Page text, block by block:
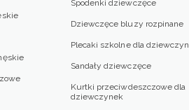
Spodenki dziewczęce
Dziewczęce bluzy rozpinane
Plecaki szkolne dla dziewczyn
Sandały dziewczęce
Kurtki przeciwdeszczowe dla
dziewczynek